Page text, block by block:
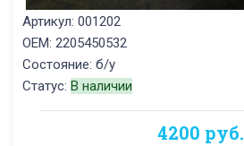
Артикул: 001202
OEM: 2205450532
Состояние: б/у
Статус: В наличии
4200 руб.